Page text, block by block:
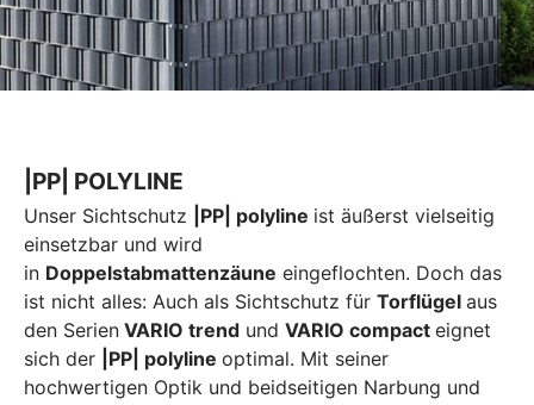
|PP| POLYLINE
Unser Sichtschutz |PP| polyline ist äußerst vielseitig
einsetzbar und wird
in Doppelstabmattenzäune eingeflochten. Doch das
ist nicht alles: Auch als Sichtschutz für Torflügel aus
den Serien VARIO trend und VARIO compact eignet
sich der |PP| polyline optimal. Mit seiner
hochwertigen Optik und beidseitigen Narbung und